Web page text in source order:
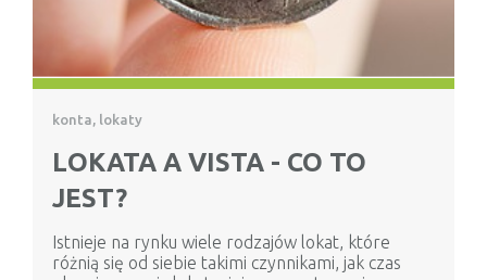
konta, lokaty
LOKATA A VISTA - CO TO
JEST?
Istnieje na rynku wiele rodzajów lokat, które
różnią się od siebie takimi czynnikami, jak czas